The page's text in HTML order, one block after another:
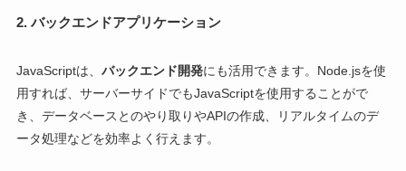
2. バックエンドアプリケーション
JavaScriptは、 バックエンド開発にも活用できます。Node.jsを使
用すれば、サーバーサイドでもJavaScriptを使用することがで
き、データベースとのやり取りやAPIの作成、リアルタイムのデ
ータ処理などを効率よく行えます。